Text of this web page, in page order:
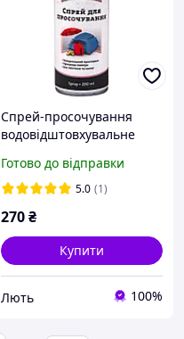
Спрей-просочування
водовідштовхувальне
Готово до відправки
5.0 (1)
270₴
Купити
Лють 100%